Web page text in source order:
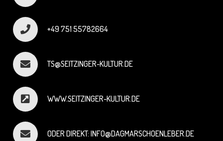
+49 751 55782664
TS@SEITZINGER-KULTUR.DE
WWW.SEITZINGER-KULTUR.DE
ODER DIREKT: INFO@DAGMARSCHOENLEBER.DE